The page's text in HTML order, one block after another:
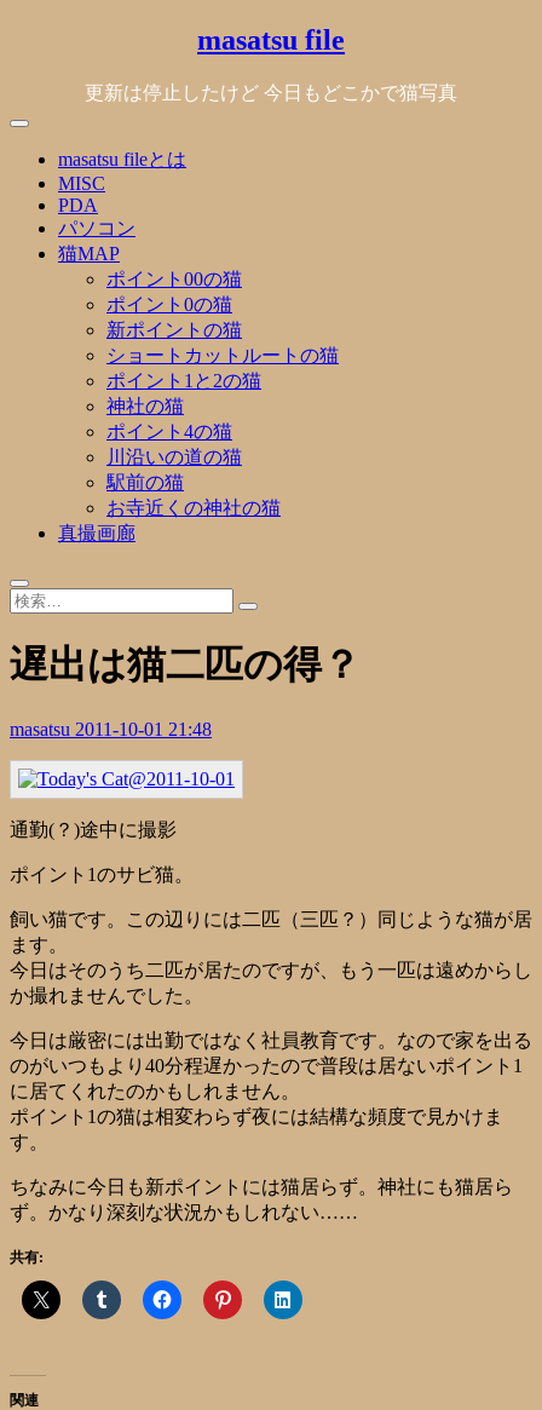
masatsu file
更新は停止したけど 今日もどこかで猫写真
masatsu fileとは
MISC
PDA
パソコン
猫MAP
ポイント00の猫
ポイント0の猫
新ポイントの猫
ショートカットルートの猫
ポイント1と2の猫
神社の猫
ポイント4の猫
川沿いの道の猫
駅前の猫
お寺近くの神社の猫
真撮画廊
遅出は猫二匹の得？
masatsu 2011-10-01 21:48
通勤(？)途中に撮影
ポイント1のサビ猫。
飼い猫です。この辺りには二匹（三匹？）同じような猫が居
ます。
今日はそのうち二匹が居たのですが、もう一匹は遠めからし
か撮れませんでした。
今日は厳密には出勤ではなく社員教育です。なので家を出る
のがいつもより40分程遅かったので普段は居ないポイント1
に居てくれたのかもしれません。
ポイント1の猫は相変わらず夜には結構な頻度で見かけま
す。
ちなみに今日も新ポイントには猫居らず。神社にも猫居ら
ず。かなり深刻な状況かもしれない……
共有:
関連